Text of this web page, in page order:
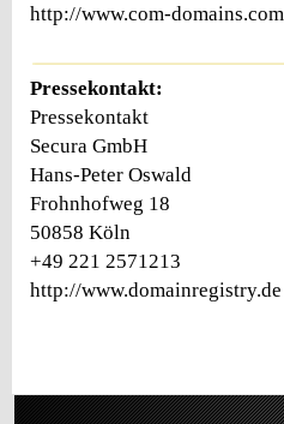
http://www.com-domains.com
Pressekontakt:
Pressekontakt
Secura GmbH
Hans-Peter Oswald
Frohnhofweg 18
50858 Köln
+49 221 2571213
http://www.domainregistry.de